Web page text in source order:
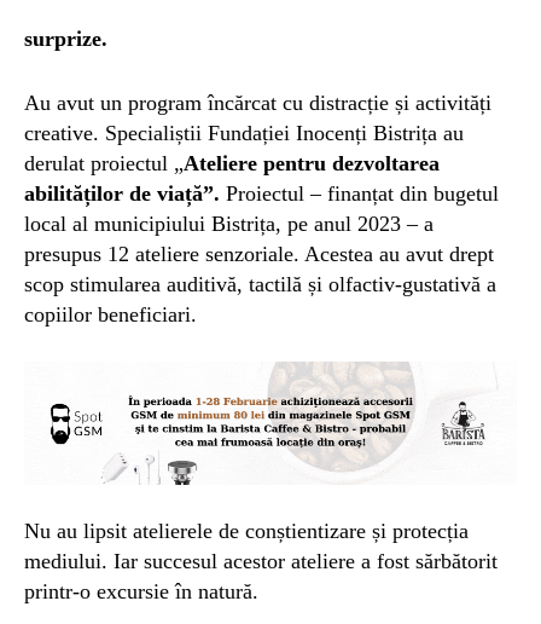
surprize.
Au avut un program încărcat cu distracție și activități
creative. Specialiștii Fundației Inocenți Bistrița au
derulat proiectul „Ateliere pentru dezvoltarea
abilităților de viață”. Proiectul – finanțat din bugetul
local al municipiului Bistrița, pe anul 2023 – a
presupus 12 ateliere senzoriale. Acestea au avut drept
scop stimularea auditivă, tactilă și olfactiv-gustativă a
copiilor beneficiari.
Nu au lipsit atelierele de conștientizare și protecția
mediului. Iar succesul acestor ateliere a fost sărbătorit
printr-o excursie în natură.